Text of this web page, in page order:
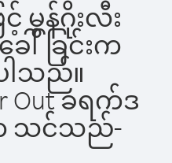
င့် မွန်ဂိုးလီး
ေါ်ခြင်းက
သည်။
Out ခရက်ဒ
က သင်သည်-